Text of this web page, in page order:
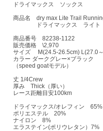
ドライマックス ソックス
商品名 dry max Lite Trail
ドライマックス ライト
商品番号 82238-1122
販売価格 \2,970
サイズ M(24.5-26.5cm) L(27.0
カラー ダークグレー×ブラック
（speed goatモデル）
丈 1/4Crew
厚み Thick（厚い）
レース距離目安100km
ドライマックス/オレフィン 65%
ポリエステル 20%
ナイロン 8%
エラステイン(ポリウレタン）7%